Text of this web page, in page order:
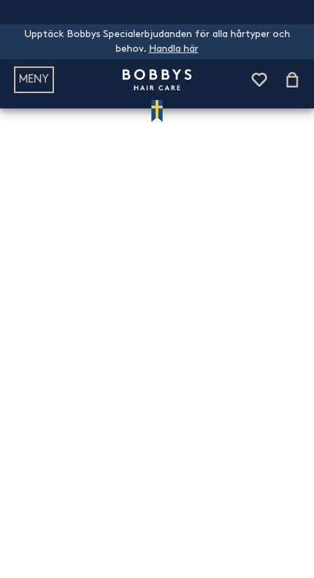
Upptäck Bobbys Specialerbjudanden för alla hårtyper och
behov. Handla här
MENY